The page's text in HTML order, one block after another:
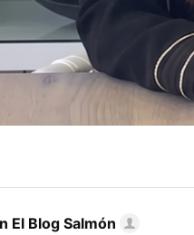
El Blog Salmón